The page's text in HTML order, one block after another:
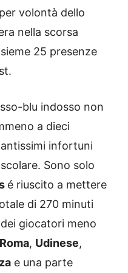
volontà dello
nella scorsa
25 presenze
blu indosso non
a dieci
infortuni
Sono solo
é riuscito a mettere
di 270 minuti
giocatori meno
Roma, Udinese,
e una parte